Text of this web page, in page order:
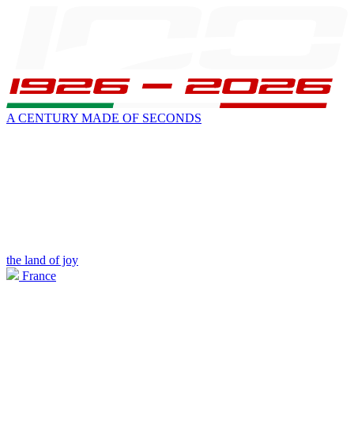
A CENTURY MADE OF SECONDS
the land of joy
France